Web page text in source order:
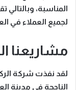
المناسبة، وبالتالي
لجميع العملاء في
مشاريعنا
لقد نفذت شركة
الناجحة في مدينة